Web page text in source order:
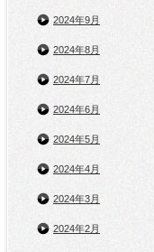
2024年9月
2024年8月
2024年7月
2024年6月
2024年5月
2024年4月
2024年3月
2024年2月